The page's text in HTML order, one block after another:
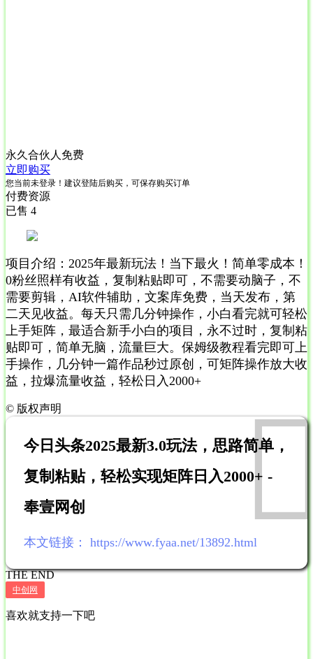
永久合伙人 免费
立即购买
您当前未登录！建议登陆后购买，可保存购买订单
付费资源
已售 4
项目介绍：2025年最新玩法！当下最火！简单零成本！
0粉丝照样有收益，复制粘贴即可，不需要动脑子，不
需要剪辑，AI软件辅助，文案库免费，当天发布，第
二天见收益。每天只需几分钟操作，小白看完就可轻松
上手矩阵，最适合新手小白的项目，永不过时，复制粘
贴即可，简单无脑，流量巨大。保姆级教程看完即可上
手操作，几分钟一篇作品秒过原创，可矩阵操作放大收
益，拉爆流量收益，轻松日入2000+
© 版权声明
今日头条2025最新3.0玩法，思路简单，
复制粘贴，轻松实现矩阵日入2000+ -
奉壹网创
本文链接： https://www.fyaa.net/13892.html
THE END
中创网
喜欢就支持一下吧